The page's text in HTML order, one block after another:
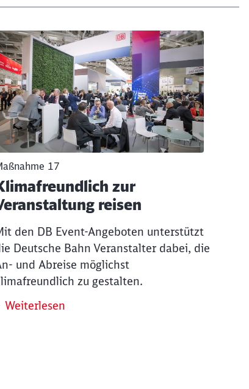
17
zur
reisen
den DB Event-Angeboten unterstützt
Deutsche Bahn Veranstalter dabei, die
und Abreise möglichst
zu gestalten.
Weiterlesen